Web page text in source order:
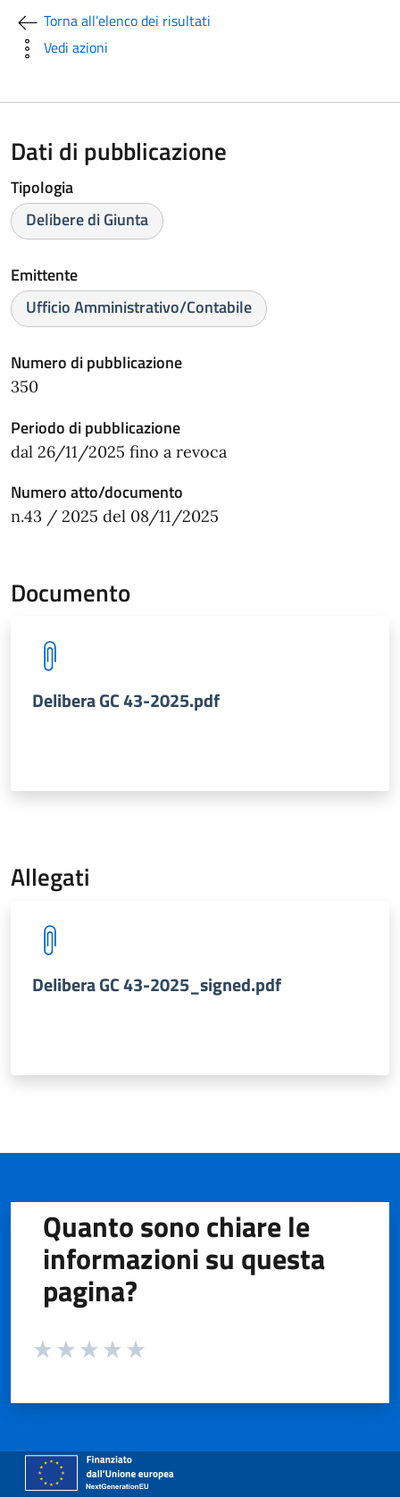
Torna all’elenco dei risultati
Vedi azioni
Dati di pubblicazione
Tipologia
Delibere di Giunta
Emittente
Ufficio Amministrativo/Contabile
Numero di pubblicazione
350
Periodo di pubblicazione
dal 26/11/2025 fino a revoca
Numero atto/documento
n.43 / 2025 del 08/11/2025
Documento
Delibera GC 43-2025.pdf
Allegati
Delibera GC 43-2025_signed.pdf
Quanto sono chiare le
informazioni su questa
pagina?
Valuta da 1 a 5 stelle la pagina